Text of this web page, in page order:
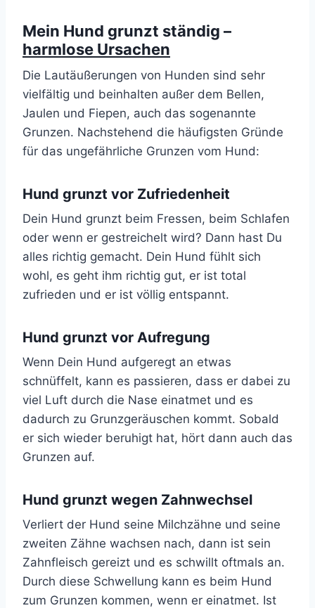
Mein Hund grunzt ständig –
harmlose Ursachen
Die Lautäußerungen von Hunden sind sehr
vielfältig und beinhalten außer dem Bellen,
Jaulen und Fiepen, auch das sogenannte
Grunzen. Nachstehend die häufigsten Gründe
für das ungefährliche Grunzen vom Hund:
Hund grunzt vor Zufriedenheit
Dein Hund grunzt beim Fressen, beim Schlafen
oder wenn er gestreichelt wird? Dann hast Du
alles richtig gemacht. Dein Hund fühlt sich
wohl, es geht ihm richtig gut, er ist total
zufrieden und er ist völlig entspannt.
Hund grunzt vor Aufregung
Wenn Dein Hund aufgeregt an etwas
schnüffelt, kann es passieren, dass er dabei zu
viel Luft durch die Nase einatmet und es
dadurch zu Grunzgeräuschen kommt. Sobald
er sich wieder beruhigt hat, hört dann auch das
Grunzen auf.
Hund grunzt wegen Zahnwechsel
Verliert der Hund seine Milchzähne und seine
zweiten Zähne wachsen nach, dann ist sein
Zahnfleisch gereizt und es schwillt oftmals an.
Durch diese Schwellung kann es beim Hund
zum Grunzen kommen, wenn er einatmet. Ist